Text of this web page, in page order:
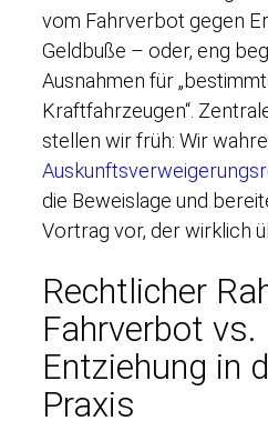
vom Fahrverbot gegen
Geldbuße – oder, eng
Ausnahmen für
Kraftfahrzeugen“.
stellen wir früh: Wir
die Beweislage und
Vortrag vor, der wirklich
Rechtlicher
Fahrverbot vs.
Entziehung in
Praxis